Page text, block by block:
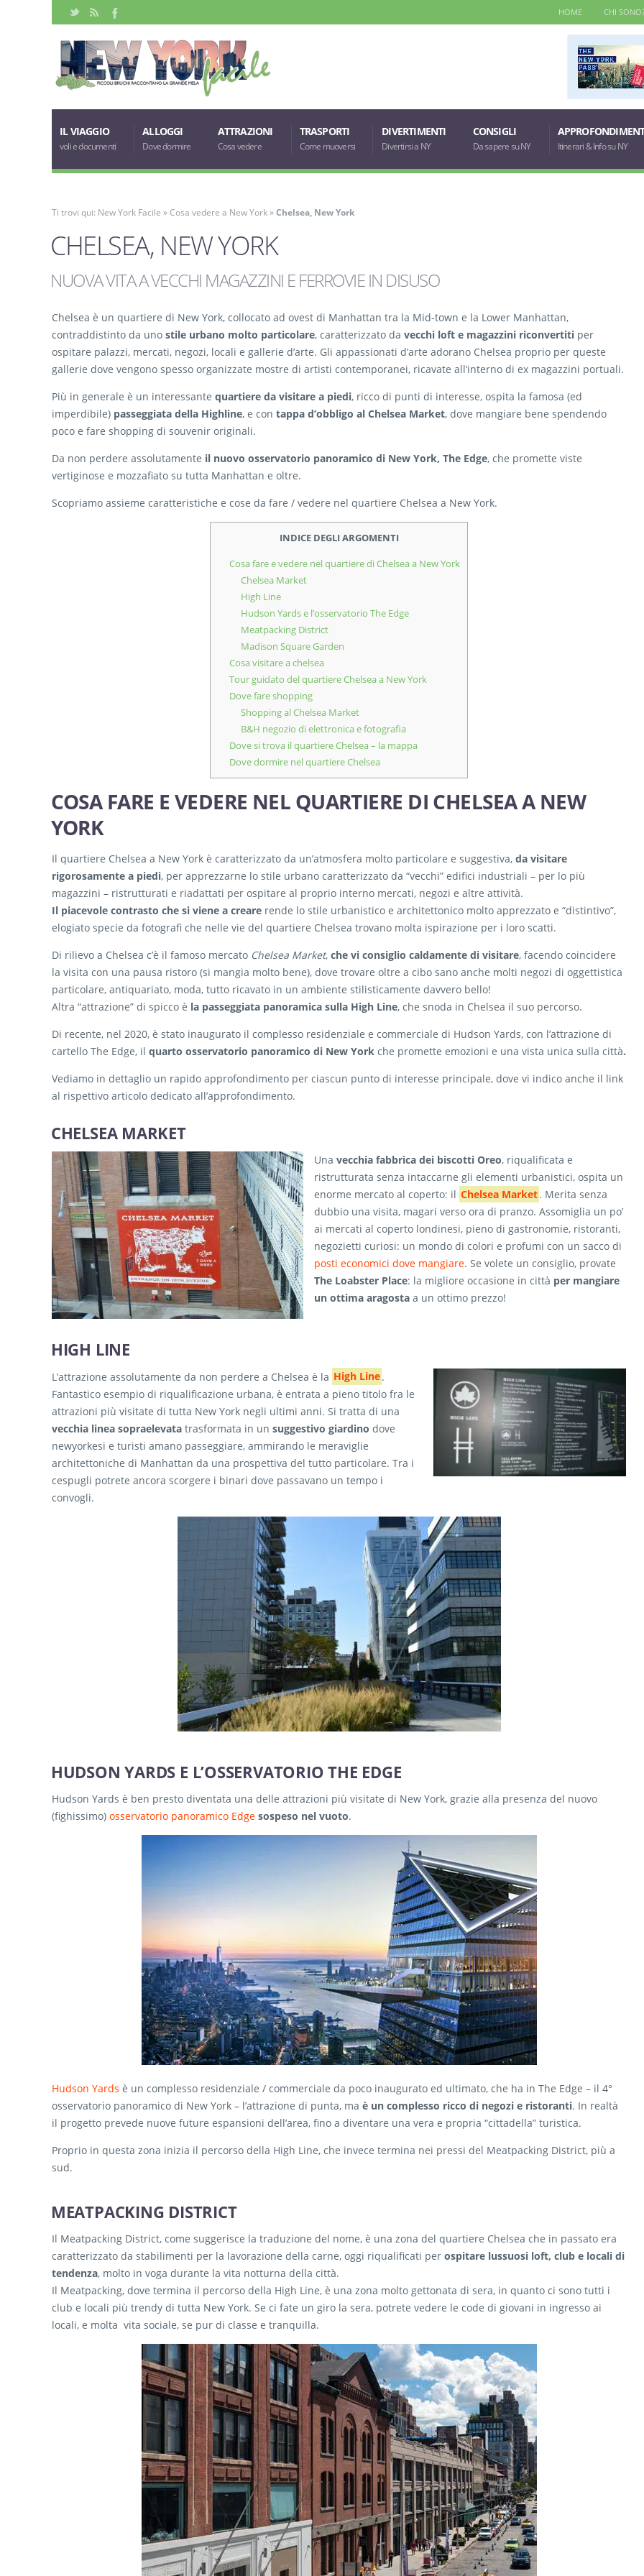
HOME CHI
IL VIAGGIO
voli e documenti
ALLOGGI
Dove dormire
ATTRAZIONI
Cosa vedere
TRASPORTI
Come muoversi
DIVERTIMENTI
Divertirsi a NY
CONSIGLI
Da sapere su NY Itinerari & Info su NY
Ti trovi qui: New York Facile »Cosa vedere a New York»Chelsea, New York
CHELSEA, NEW YORK
NUOVA VITA A VECCHI MAGAZZINI E FERROVIE IN DISUSO
Chelsea è un quartiere di New York, collocato ad ovest di Manhattan tra la Mid-town e la Lower Manhattan,
contraddistinto da uno stile urbano molto particolare, caratterizzato da vecchi loft e magazzini riconvertiti per
ospitare palazzi, mercati, negozi, locali e gallerie d’arte. Gli appassionati d’arte adorano Chelsea proprio per queste
gallerie dove vengono spesso organizzate mostre di artisti contemporanei, ricavate all’interno di ex magazzini portuali.
Più in generale è un interessante quartiere da visitare a piedi, ricco di punti di interesse, ospita la famosa (ed
imperdibile) passeggiata della Highline, e con tappa d’obbligo al Chelsea Market, dove mangiare bene spendendo
poco e fare shopping di souvenir originali.
Da non perdere assolutamente il nuovo osservatorio panoramico di New York, The Edge, che promette viste
vertiginose e mozzafiato su tutta Manhattan e oltre.
Scopriamo assieme caratteristiche e cose da fare / vedere nel quartiere Chelsea a New York.
INDICE DEGLI ARGOMENTI
Cosa fare e vedere nel quartiere di Chelsea a New York
Chelsea Market
High Line
Hudson Yards e l’osservatorio The Edge
Meatpacking District
Madison Square Garden
Cosa visitare a chelsea
Tour guidato del quartiere Chelsea a New York
Dove fare shopping
Shopping al Chelsea Market
B&H negozio di elettronica e fotografia
Dove si trova il quartiere Chelsea – la mappa
Dove dormire nel quartiere Chelsea
COSA FARE E VEDERE NEL QUARTIERE DI CHELSEA A NEW
YORK
Il quartiere Chelsea a New York è caratterizzato da un’atmosfera molto particolare e suggestiva, da visitare
rigorosamente a piedi, per apprezzarne lo stile urbano caratterizzato da “vecchi” edifici industriali – per lo più
magazzini – ristrutturati e riadattati per ospitare al proprio interno mercati, negozi e altre attività.
Il piacevole contrasto che si viene a creare rende lo stile urbanistico e architettonico molto apprezzato e “distintivo”,
elogiato specie da fotografi che nelle vie del quartiere Chelsea trovano molta ispirazione per i loro scatti.
Di rilievo a Chelsea c’è il famoso mercato Chelsea Market, che vi consiglio caldamente di visitare, facendo coincidere
la visita con una pausa ristoro (si mangia molto bene), dove trovare oltre a cibo sano anche molti negozi di oggettistica
particolare, antiquariato, moda, tutto ricavato in un ambiente stilisticamente davvero bello!
Altra “attrazione” di spicco è la passeggiata panoramica sulla High Line, che snoda in Chelsea il suo percorso.
Di recente, nel 2020, è stato inaugurato il complesso residenziale e commerciale di Hudson Yards, con l’attrazione di
cartello The Edge, il quarto osservatorio panoramico di New York che promette emozioni e una vista unica sulla città.
Vediamo in dettaglio un rapido approfondimento per ciascun punto di interesse principale, dove vi indico anche il link
al rispettivo articolo dedicato all’approfondimento.
CHELSEA MARKET
Una vecchia fabbrica dei biscotti Oreo, riqualificata e
ristrutturata senza intaccarne gli elementi urbanistici, ospita un
enorme mercato al coperto: il Chelsea Market. Merita senza
dubbio una visita, magari verso ora di pranzo. Assomiglia un po’
ai mercati al coperto londinesi, pieno di gastronomie, ristoranti,
negozietti curiosi: un mondo di colori e profumi con un sacco di
posti economici dove mangiare. Se volete un consiglio, provate
The Loabster Place: la migliore occasione in città per mangiare
un ottima aragosta a un ottimo prezzo!
HIGH LINE
L’attrazione assolutamente da non perdere a Chelsea è la High Line.
Fantastico esempio di riqualificazione urbana, è entrata a pieno titolo fra le
attrazioni più visitate di tutta New York negli ultimi anni. Si tratta di una
vecchia linea sopraelevata trasformata in un suggestivo giardino dove
newyorkesi e turisti amano passeggiare, ammirando le meraviglie
architettoniche di Manhattan da una prospettiva del tutto particolare. Tra i
cespugli potrete ancora scorgere i binari dove passavano un tempo i
convogli.
HUDSON YARDS E L’OSSERVATORIO THE EDGE
Hudson Yards è ben presto diventata una delle attrazioni più visitate di New York, grazie alla presenza del nuovo
(fighissimo) osservatorio panoramico Edge sospeso nel vuoto.
Hudson Yards è un complesso residenziale / commerciale da poco inaugurato ed ultimato, che ha in The Edge – il 4°
osservatorio panoramico di New York – l’attrazione di punta, ma è un complesso ricco di negozi e ristoranti. In realtà
il progetto prevede nuove future espansioni dell’area, fino a diventare una vera e propria “cittadella” turistica.
Proprio in questa zona inizia il percorso della High Line, che invece termina nei pressi del Meatpacking District, più a
sud.
MEATPACKING DISTRICT
Il Meatpacking District, come suggerisce la traduzione del nome, è una zona del quartiere Chelsea che in passato era
caratterizzato da stabilimenti per la lavorazione della carne, oggi riqualificati per ospitare lussuosi loft, club e locali di
tendenza, molto in voga durante la vita notturna della città.
Il Meatpacking, dove termina il percorso della High Line, è una zona molto gettonata di sera, in quanto ci sono tutti i
club e locali più trendy di tutta New York. Se ci fate un giro la sera, potrete vedere le code di giovani in ingresso ai
locali, e molta vita sociale, se pur di classe e tranquilla.